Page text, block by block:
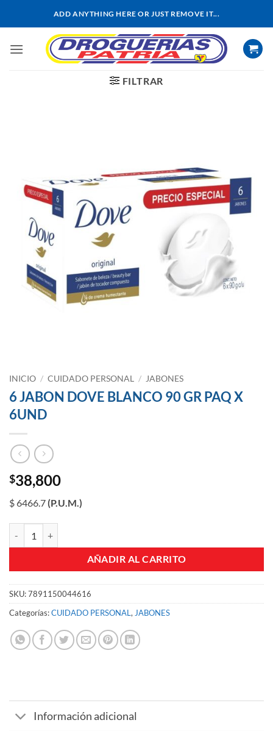
ADD ANYTHING HERE OR JUST REMOVE IT...
FILTRAR
INICIO / CUIDADO PERSONAL / JABONES
6 JABON DOVE BLANCO 90 GR PAQ X
6UND
$38,800
$ 6466.7(P.U.M.)
AÑADIR AL CARRITO
SKU:7891150044616
Categorías:CUIDADO PERSONAL, JABONES
Información adicional